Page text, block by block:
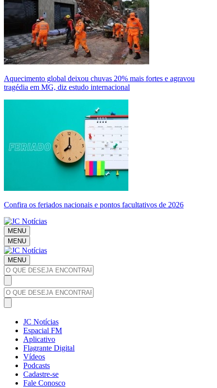
Aquecimento global deixou chuvas 20% mais fortes e agravou
tragédia em MG, diz estudo internacional
Confira os feriados nacionais e pontos facultativos de 2026
MENU
MENU
MENU
JC Notícias
Espacial FM
Aplicativo
Flagrante Digital
Vídeos
Podcasts
Cadastre-se
Fale Conosco